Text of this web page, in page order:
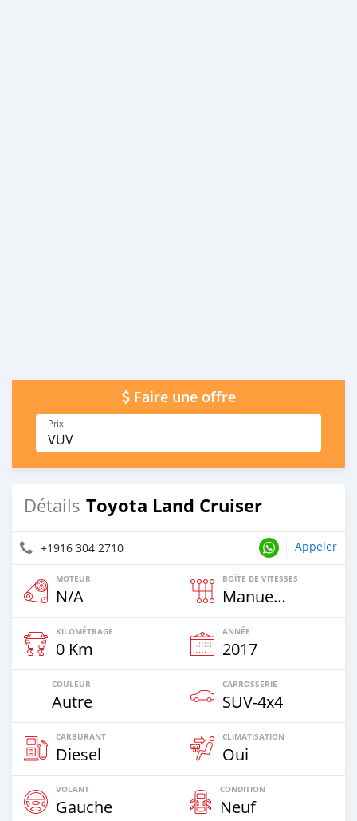
Faire une offre
Prix
VUV
Détails Toyota Land Cruiser
+1916 304 2710 Appeler
MOTEUR
N/A
BOÎTE DE VITESSES
Manuelle
KILOMÉTRAGE
0 Km
ANNÉE
2017
COULEUR
Autre
CARROSSERIE
SUV‒4x4
CARBURANT
Diesel
CLIMATISATION
Oui
VOLANT
Gauche
CONDITION
Neuf